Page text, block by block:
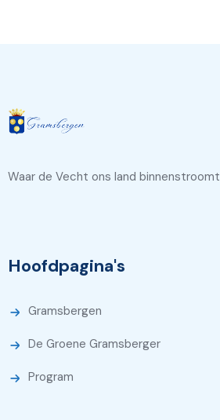
Waar de Vecht ons land binnenstroomt
Hoofdpagina's
Gramsbergen
De Groene Gramsberger
Program